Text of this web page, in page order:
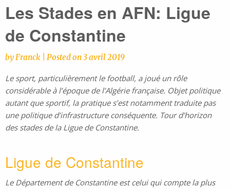
Les Stades en AFN: Ligue
de Constantine
byFranck Posted on3 avril 2019
Le sport, particulièrement le football, a joué un rôle
considérable à l’époque de l’Algérie française. Objet politique
autant que sportif, la pratique s’est notamment traduite pas
une politique d’infrastructure conséquente. Tour d’horizon
des stades de la Ligue de Constantine.
Ligue de Constantine
Le Département de Constantine est celui qui compte la plus